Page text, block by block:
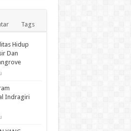
Tags
Hidup
Dan
Indragiri